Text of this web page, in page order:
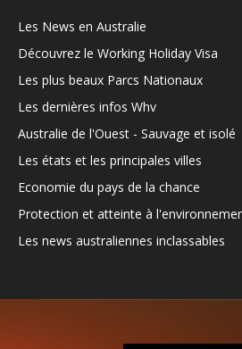
Les News en Australie
Découvrez le Working Holiday Visa
Les plus beaux Parcs Nationaux
Les dernières infos Whv
Australie de l'Ouest - Sauvage et isolé
Les états et les principales villes
Economie du pays de la chance
Protection et atteinte à
Les news australiennes inclassables